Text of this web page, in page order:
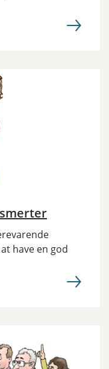
have en god